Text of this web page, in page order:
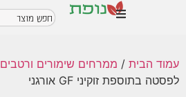
עמוד הבית / ממרחים שימורים ורטבים
לפסטה בתוספת זוקיני GF אורגני